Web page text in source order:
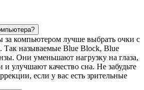
за компьютером лучше выбрать очки с
Так называемые Blue Block, Blue
Они уменьшают нагрузку на глаза,
улучшают качество сна. Не забудьте
если у вас есть зрительные